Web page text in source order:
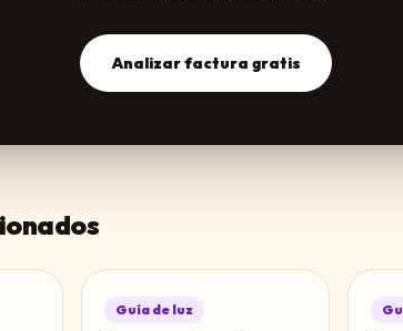
Analizar factura gratis
Guía de luz